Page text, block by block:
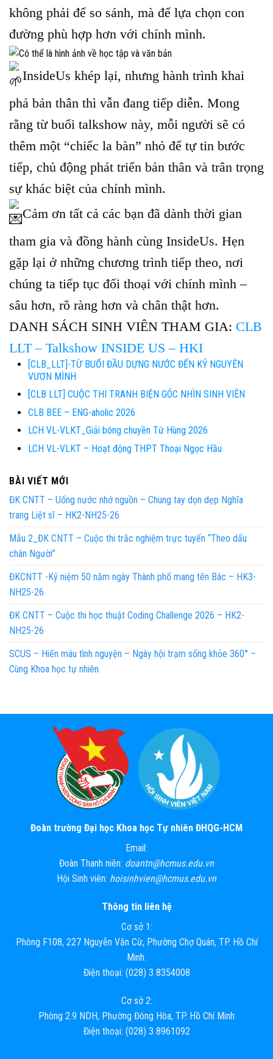
không phải để so sánh, mà để lựa chọn con
đường phù hợp hơn với chính mình.
InsideUs khép lại, nhưng hành trình khai
phá bản thân thì vẫn đang tiếp diễn. Mong
rằng từ buổi talkshow này, mỗi người sẽ có
thêm một “chiếc la bàn” nhỏ để tự tin bước
tiếp, chủ động phát triển bản thân và trân trọng
sự khác biệt của chính mình.
Cảm ơn tất cả các bạn đã dành thời gian
tham gia và đồng hành cùng InsideUs. Hẹn
gặp lại ở những chương trình tiếp theo, nơi
chúng ta tiếp tục đối thoại với chính mình –
sâu hơn, rõ ràng hơn và chân thật hơn.
DANH SÁCH SINH VIÊN THAM GIA: CLB
LLT – Talkshow INSIDE US – HKI
[CLB_LLT]-TỪ BUỔI ĐẦU DỰNG NƯỚC ĐẾN KỶ NGUYÊN
VƯƠN MÌNH
[CLB LLT] CUỘC THI TRANH BIỆN GÓC NHÌN SINH VIÊN
CLB BEE – ENG-aholic 2026
LCH VL-VLKT_Giải bóng chuyền Tứ Hùng 2026
LCH VL-VLKT – Hoạt động THPT Thoại Ngọc Hầu
BÀI VIẾT MỚI
ĐK CNTT – Uống nước nhớ nguồn – Chung tay dọn dẹp Nghĩa
trang Liệt sĩ – HK2-NH25-26
Mẫu 2_ĐK CNTT – Cuộc thi trắc nghiệm trực tuyến “Theo dấu
chân Người”
ĐKCNTT -Kỷ niệm 50 năm ngày Thành phố mang tên Bác – HK3-
NH25-26
ĐK CNTT – Cuộc thi học thuật Coding Challenge 2026 – HK2-
NH25-26
SCUS – Hiến máu tình nguyện – Ngày hội trạm sống khỏe 360° –
Cùng Khoa học tự nhiên.
Đoàn trường Đại học Khoa học Tự nhiên ĐHQG-HCM
Email:
Đoàn Thanh niên: doantn@hcmus.edu.vn
Hội Sinh viên: hoisinhvien@hcmus.edu.vn
Thông tin liên hệ
Cơ sở 1:
Phòng F108, 227 Nguyễn Văn Cừ, Phường Chợ Quán, TP. Hồ Chí
Minh.
Điện thoại: (028) 3 8354008
Cơ sở 2:
Phòng 2.9 NDH, Phường Đông Hòa, TP. Hồ Chí Minh
Điện thoại: (028) 3 8961092